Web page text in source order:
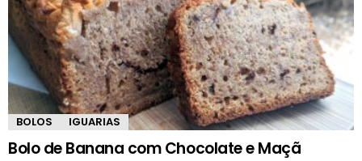
BOLOS IGUARIAS
Bolo de Banana com Chocolate e Maçã